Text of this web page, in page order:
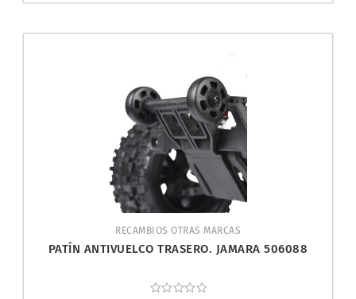
RECAMBIOS OTRAS MARCAS
PATÍN ANTIVUELCO TRASERO. JAMARA 506088